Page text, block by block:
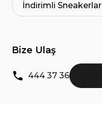
İndirimli Sneakerlar
Bize Ulaş
444 37 36